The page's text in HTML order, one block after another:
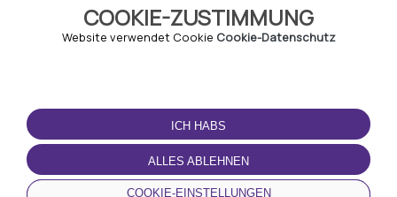
COOKIE-ZUSTIMMUNG
Website verwendet Cookie Cookie-Datenschutz
ICH HABS
ALLES ABLEHNEN
COOKIE-EINSTELLUNGEN
NUTZUNGSBEDINGUNGEN
Geschäftsbedingungen
Datenschutz-
Bestimmungen
Cookie-Richtlinie
LADEN SIE DIE APP
HERUNTER